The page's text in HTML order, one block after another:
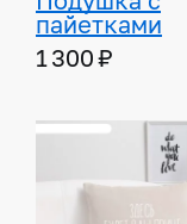
пайетками
1 300 ₽